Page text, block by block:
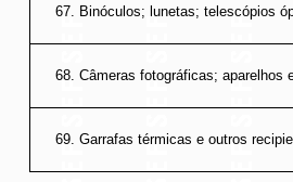
67. Binóculos; lunetas; telescópios
68. Câmeras fotográficas; aparelhos
69. Garrafas térmicas e outros